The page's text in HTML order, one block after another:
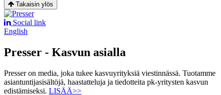
Takaisin ylös
Social link
English
Presser - Kasvun asialla
Presser on media, joka tukee kasvuyrityksiä viestinnässä. Tuotamme
asiantuntijasisältöjä, haastatteluja ja tiedotteita pk-yritysten kasvun
edistämiseksi. LISÄÄ>>